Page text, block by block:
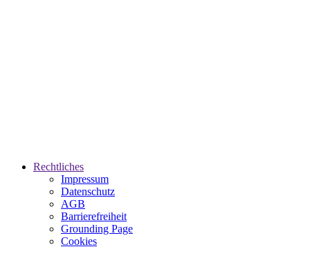
Rechtliches
Impressum
Datenschutz
AGB
Barrierefreiheit
Grounding Page
Cookies